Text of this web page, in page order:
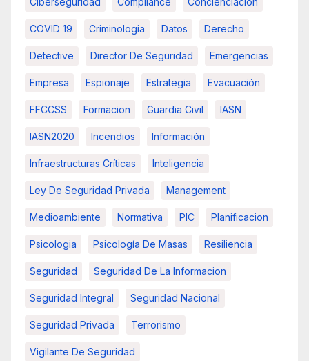
COVID 19 Criminologia Datos Derecho
Detective Director De Seguridad Emergencias
Empresa Espionaje Estrategia Evacuación
FFCCSS Formacion Guardia Civil IASN
IASN2020 Incendios Información
Infraestructuras Críticas Inteligencia
Ley De Seguridad Privada Management
Medioambiente Normativa PIC Planificacion
Psicologia Psicología De Masas Resiliencia
Seguridad Seguridad De La Informacion
Seguridad Integral Seguridad Nacional
Seguridad Privada Terrorismo
Vigilante De Seguridad